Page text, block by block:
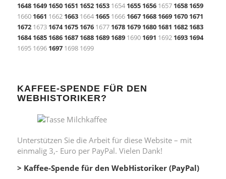
1648 1649 1650 1651 1652 16531654 1655 16561657 1658 1659
1660 1661 1662 16631664 16651666 1667 1668 1669 1670 1671
16721673 1674 1675 16761677 1678 1679 1680 1681 1682 1683
1684 1685 1686 1687 1688 1689 16891690 1691 1692 1693 1694
1695 1696 16971698 1699
KAFFEE-SPENDE FÜR DEN
WEBHISTORIKER?
Unterstützen Sie die Arbeit für diese Website – mit
einmalig 3,- Euro per PayPal. Vielen Dank!
> Kaffee-Spende für den WebHistoriker (PayPal)